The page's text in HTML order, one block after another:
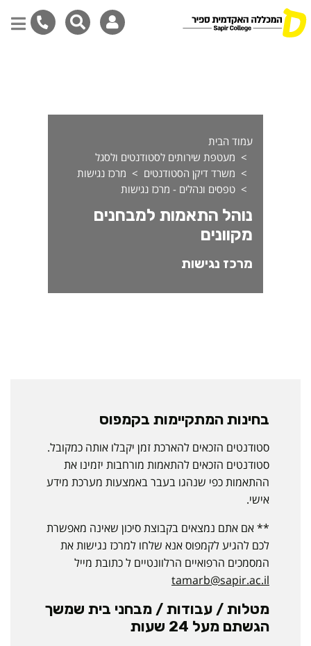
עמוד הבית
מעטפת שירותים לסטודנטים ולסגל
משרד דיקן הסטודנטים
מרכז נגישות
טפסים ונהלים - מרכז נגישות
נוהל התאמות למבחנים
מקוונים
מרכז נגישות
בחינות המתקיימות בקמפוס
סטודנטים הזכאים להארכת זמן יקבלו אותה כמקובל.
סטודנטים הזכאים להתאמות מורחבות יזמינו את
ההתאמות כפי שנהגו בעבר באמצעות מערכת מידע
אישי.
** אם אתם נמצאים בקבוצת סיכון שאינה מאפשרת
לכם להגיע לקמפוס אנא שלחו למרכז נגישות את
המסמכים הרפואיים הרלוונטיים ל כתובת מייל
tamarb@sapir.ac.il
מטלות / עבודות / מבחני בית שמשך
הגשתם מעל 24 שעות